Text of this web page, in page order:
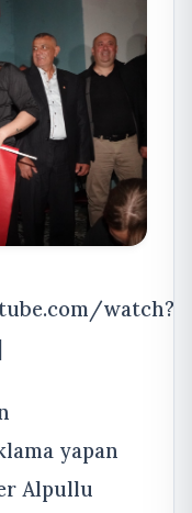
watch?
yapan
Alpullu